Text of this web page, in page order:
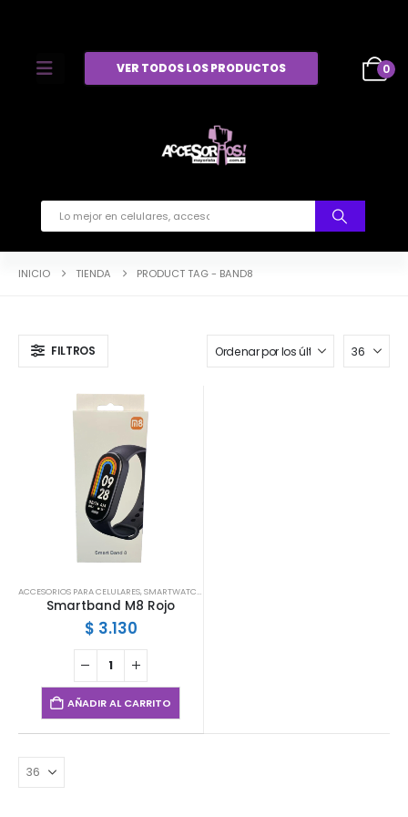
VER TODOS LOS PRODUCTOS 0
INICIO TIENDA PRODUCT TAG - BAND8
FILTROS
ACCESORIOS PARA CELULARES,SMARTWATCHES
Smartband M8 Rojo
$ 3.130
AÑADIR AL CARRITO